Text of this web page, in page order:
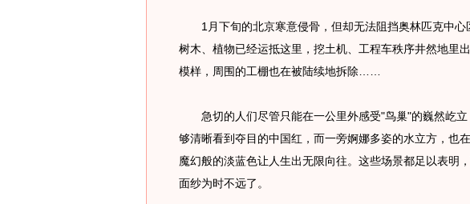
1月下旬的北京寒意侵骨，但却无法阻挡奥林匹克中心
树木、植物已经运抵这里，挖土机、工程车秩序井然地里
模样，周围的工棚也在被陆续地拆除……
急切的人们尽管只能在一公里外感受"鸟巢"的巍然屹立
够清晰看到夺目的中国红，而一旁婀娜多姿的水立方，也
魔幻般的淡蓝色让人生出无限向往。这些场景都足以表明
面纱为时不远了。